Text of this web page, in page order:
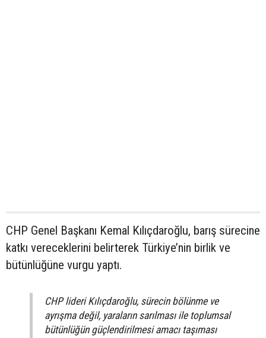
CHP Genel Başkanı Kemal Kılıçdaroğlu, barış sürecine
katkı vereceklerini belirterek Türkiye’nin birlik ve
bütünlüğüne vurgu yaptı.
CHP lideri Kılıçdaroğlu, sürecin bölünme ve
ayrışma değil, yaraların sarılması ile toplumsal
bütünlüğün güçlendirilmesi amacı taşıması